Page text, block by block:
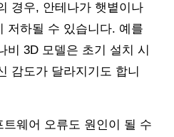
경우, 안테나가 햇볕이나
저하될 수 있습니다. 예를
비 3D 모델은 초기 설치 시
감도가 달라지기도 합니
웨어 오류도 원인이 될 수